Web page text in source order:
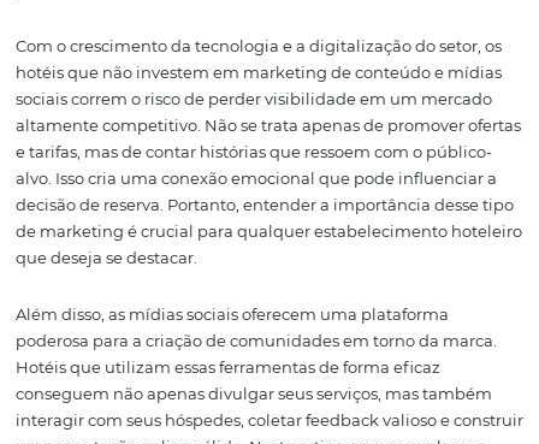
Nesse contexto, o marketing de conteúdo se destaca
estratégia fundamental para atrair, engajar e converter
potenciais hóspedes. As plataformas sociais, por sua vez,
amplificam essa mensagem, permitindo uma
próxima e humanizada entre hotéis e seus clientes.
Com o crescimento da tecnologia e a digitalização do
hotéis que não investem em marketing de conteúdo e
altamente competitivo. Não se trata apenas de
e tarifas, mas de contar histórias que ressoem com o
alvo. Isso cria uma conexão emocional que pode
decisão de reserva. Portanto, entender a importância